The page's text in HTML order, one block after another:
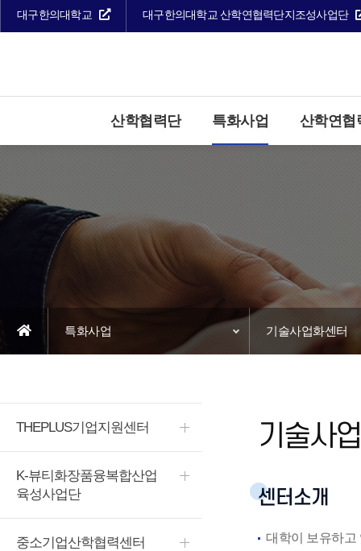
대구한의대학교 대구한의대학교 산학연협력단지조성사업단
산학협력단 특화사업 산학연협
THEPLUS기업지원센터
K-뷰티화장품융복합산업
육성사업단
중소기업산학협력센터
특화사업 기술사업화센터
기술사
센터소개
대학이 보유하고